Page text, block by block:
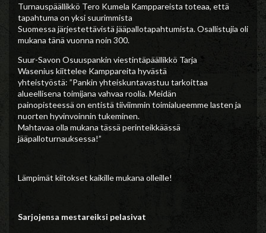
Turnauspäällikkö Tero Kumela Kamppareista toteaa, että
tapahtuma on yksi suurimmista
Suomessa järjestettävistä jääpallotapahtumista. Osallistujia oli
mukana tänä vuonna noin 300.
Suur-Savon Osuuspankin viestintäpäällikkö Tarja
Wasenius kiittelee Kamppareita hyvästä
yhteistyöstä: ”Pankin yhteiskuntavastuu tarkoittaa
alueellisena toimijana vahvaa roolia. Meidän
painopisteessä on entistä tiiviimmin toimialueemme lasten ja
nuorten hyvinvoinnin tukeminen.
Mahtavaa olla mukana tässä perinteikkäässä
jääpalloturnauksessa!”
Lämpimät kiitokset kaikille mukana olleille!
Sarjojensa mestareiksi pelasivat